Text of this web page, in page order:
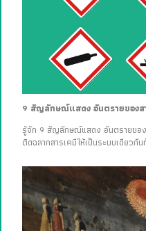
9 สัญลักษณ์แสดง อันตรายของส
รู้จัก 9 สัญลักษณ์แสดง อันตรายของ
ติดฉลากสารเคมีให้เป็นระบบเดียวกั